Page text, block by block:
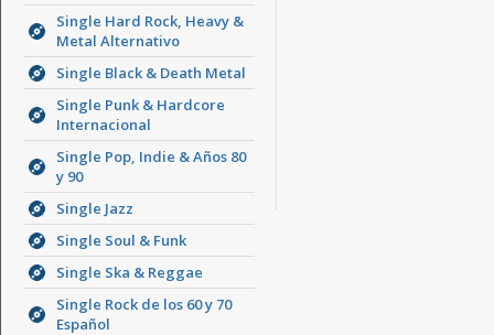
Single Hard Rock, Heavy &
Metal Alternativo
Single Black & Death Metal
Single Punk & Hardcore
Internacional
Single Pop, Indie & Años 80
y 90
Single Jazz
Single Soul & Funk
Single Ska & Reggae
Single Rock de los 60 y 70
Español